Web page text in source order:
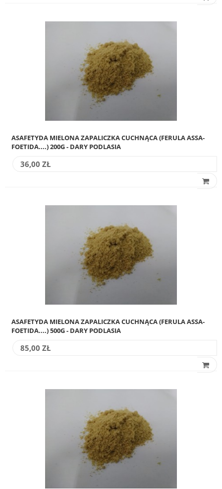
ASAFETYDA MIELONA ZAPALICZKA CUCHNĄCA (FERULA ASSA-
FOETIDA....) 200G - DARY PODLASIA
36,00 ZŁ
ASAFETYDA MIELONA ZAPALICZKA CUCHNĄCA (FERULA ASSA-
FOETIDA....) 500G - DARY PODLASIA
85,00 ZŁ